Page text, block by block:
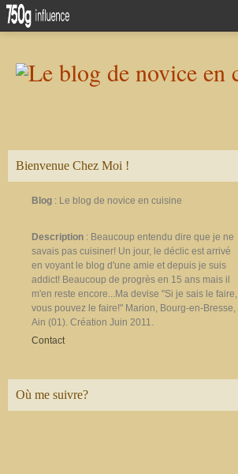
Bienvenue Chez Moi !
Blog : Le blog de novice en cuisine
Description : Beaucoup entendu dire que je ne
savais pas cuisiner! Un jour, le déclic est arrivé
en voyant le blog d'une amie et depuis je suis
addict! Beaucoup de progrès en 15 ans mais il
m'en reste encore...Ma devise "Si je sais le faire,
vous pouvez le faire!" Marion, Bourg-en-Bresse,
Ain (01). Création Juin 2011.
Contact
Où me suivre?